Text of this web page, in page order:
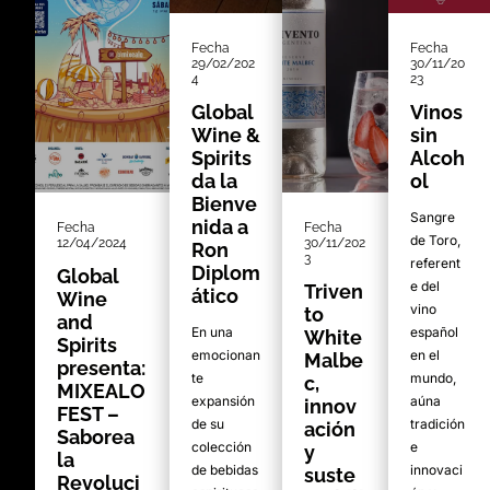
Fecha
12/04/2024
Global
Wine
and
Spirits
presenta:
MIXEALO
FEST –
Saborea
la
Revoluci
Fecha
29/02/202
4
Global
Wine &
Spirits
da la
Bienve
nida a
Ron
Diplom
ático
En una
emocionan
te
expansión
de su
colección
de bebidas
Fecha
30/11/202
3
Triven
to
White
Malbe
c,
innov
ación
y
suste
Fecha
30/11/20
23
Vinos
sin
Alcoh
ol
Sangre
de Toro,
referent
e del
vino
español
en el
mundo,
aúna
tradición
e
innovaci